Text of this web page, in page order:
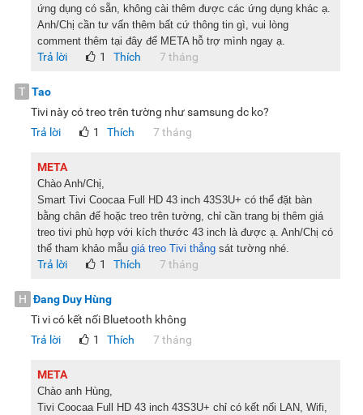
ứng dụng có sẵn, không cài thêm được các ứng dụng khác ạ.
Anh/Chị cần tư vấn thêm bất cứ thông tin gì, vui lòng
comment thêm tại đây để META hỗ trợ mình ngay ạ.
Trả lời Thích
1 7 tháng
T Tao
Tivi này có treo trên tường như samsung dc ko?
Trả lời
Thích
1 7 tháng
META
Chào Anh/Chị,
Smart Tivi Coocaa Full HD 43 inch 43S3U+ có thể đặt bàn
bằng chân đế hoặc treo trên tường, chỉ cần trang bị thêm giá
treo tivi phù hợp với kích thước 43 inch là được ạ. Anh/Chị có
thể tham khảo mẫu giá treo Tivi thẳng sát tường nhé.
Trả lời Thích
1 7 tháng
H Đang Duy Hùng
Ti vi có kết nối Bluetooth không
Trả lời
Thích
1 7 tháng
META
Chào anh Hùng,
Tivi Coocaa Full HD 43 inch 43S3U+ chỉ có kết nối LAN, Wifi,